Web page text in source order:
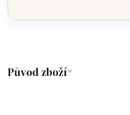
Původ zboží